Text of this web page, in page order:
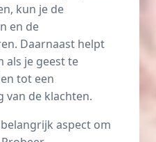
kun je de
en de
Daarnaast helpt
als je geest te
tot een
van de klachten.
aspect om